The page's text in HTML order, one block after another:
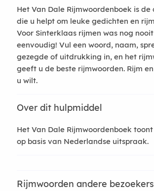
Het Van Dale Rijmwoordenboek is de
die u helpt om leuke gedichten en
Voor Sinterklaas rijmen was nog
eenvoudig! Vul een woord, naam,
gezegde of uitdrukking in, en het
geeft u de beste rijmwoorden. Rijm
u wilt.
Over dit hulpmiddel
Het Van Dale Rijmwoordenboek
op basis van Nederlandse uitspraak.
Rijmwoorden andere bezoekers